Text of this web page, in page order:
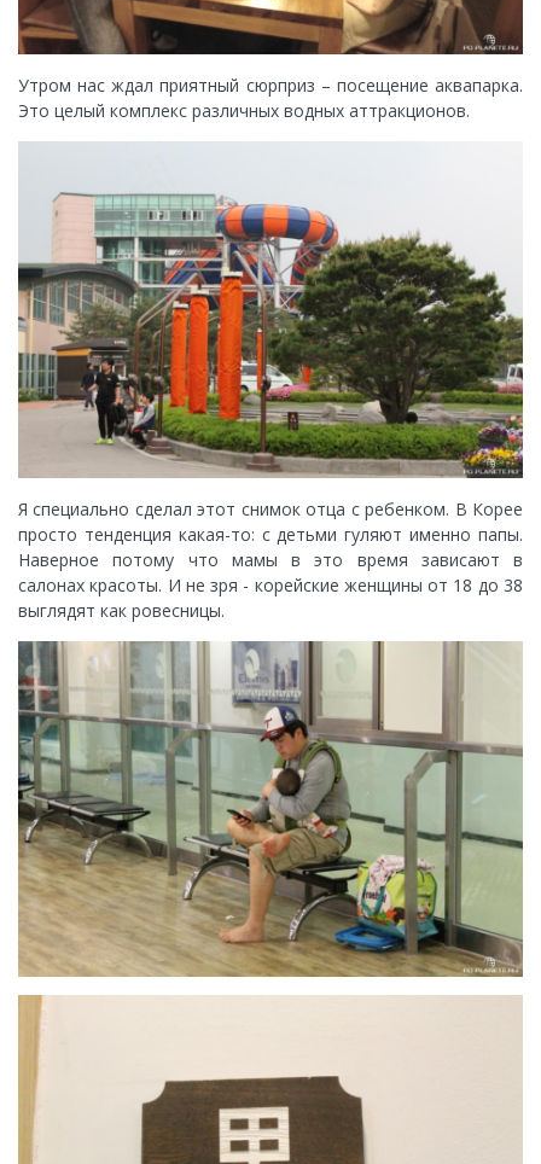
Утром нас ждал приятный сюрприз – посещение аквапарка.
Это целый комплекс различных водных аттракционов.
Я специально сделал этот снимок отца с ребенком. В Корее
просто тенденция какая-то: с детьми гуляют именно папы.
Наверное потому что мамы в это время зависают в
салонах красоты. И не зря - корейские женщины от 18 до 38
выглядят как ровесницы.